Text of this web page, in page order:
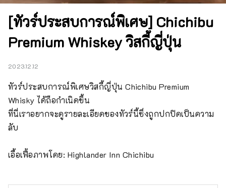
[ทัวร์ประสบการณ์พิเศษ] Chichibu
Premium Whiskey วิสกี้ญี่ปุ่น
2023.12.12
ทัวร์ประสบการณ์พิเศษวิสกี้ญี่ปุ่น Chichibu Premium
Whisky ได้ถือกำเนิดขึ้น
ที่นี่เราอยากจะดูรายละเอียดของทัวร์นี้ซึ่งถูกปกปิดเป็นความ
ลับ
เอื้อเฟื้อภาพโดย: Highlander Inn Chichibu